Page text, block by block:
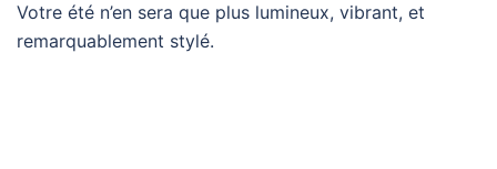
Votre été n’en sera que plus lumineux, vibrant, et
remarquablement stylé.